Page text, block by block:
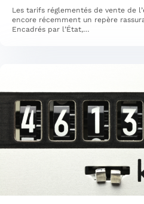
Les tarifs réglementés de vente de
encore récemment un repère
Encadrés par l’État,…